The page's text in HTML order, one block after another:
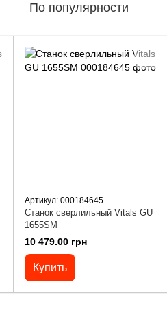
По популярности
Артикул: 000184645
Станок сверлильный Vitals GU
1655SM
10 479.00 грн
Купить